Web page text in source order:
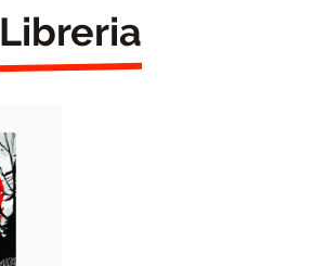
Libreria